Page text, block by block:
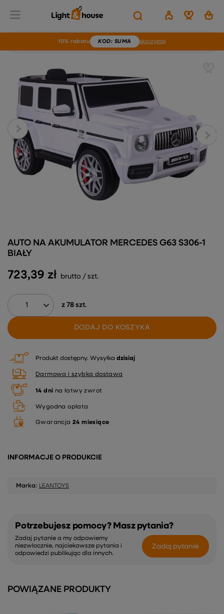
10% rabatu KOD: SUMA skorzystaj
723,39 zł brutto / szt.
z 78 szt.
DODAJ DO KOSZYKA
AUTO NA AKUMULATOR MERCEDES G63 S306-1
BIAŁY
Produkt dostępny Wysyłka dzisiaj
Darmowa i szybka dostawa
14 dni na łatwy zwrot
Wygodna opłata
Gwarancja 24 miesiące
INFORMACJE O PRODUKCIE
Marka: LEANTOYS
Potrzebujesz pomocy? Masz pytania?
Zadaj pytanie a my odpowiemy
niezwłocznie, najciekawsze pytania i
odpowiedzi publikując dla innych.
Zadaj pytanie
POWIĄZANE PRODUKTY